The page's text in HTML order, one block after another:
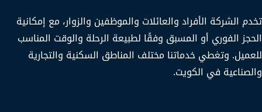
تخدم الشركة الأفراد والعائلات والموظفين والزوار، مع إمكانية
الحجز الفوري أو المسبق وفقًا لطبيعة الرحلة والوقت المناسب
للعميل. وتغطي خدماتنا مختلف المناطق السكنية والتجارية
والصناعية في الكويت.